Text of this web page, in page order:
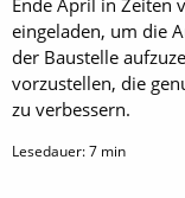
eingeladen, um die
der Baustelle
vorzustellen, die
zu verbessern.
Lesedauer:7 min